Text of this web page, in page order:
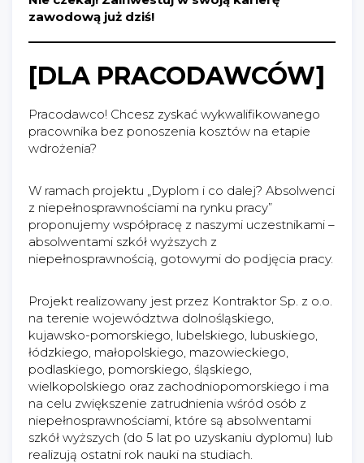
zawodową już dziś!
[DLA PRACODAWCÓW]
Pracodawco! Chcesz zyskać wykwalifikowanego
pracownika bez ponoszenia kosztów na etapie
wdrożenia?
W ramach projektu „Dyplom i co dalej? Absolwenci
z niepełnosprawnościami na rynku pracy”
proponujemy współpracę z naszymi uczestnikami –
absolwentami szkół wyższych z
niepełnosprawnością, gotowymi do podjęcia pracy.
Projekt realizowany jest przez Kontraktor Sp. z o.o.
na terenie województwa dolnośląskiego,
kujawsko-pomorskiego, lubelskiego, lubuskiego,
łódzkiego, małopolskiego, mazowieckiego,
podlaskiego, pomorskiego, śląskiego,
wielkopolskiego oraz zachodniopomorskiego i ma
na celu zwiększenie zatrudnienia wśród osób z
niepełnosprawnościami, które są absolwentami
szkół wyższych (do 5 lat po uzyskaniu dyplomu) lub
realizują ostatni rok nauki na studiach.